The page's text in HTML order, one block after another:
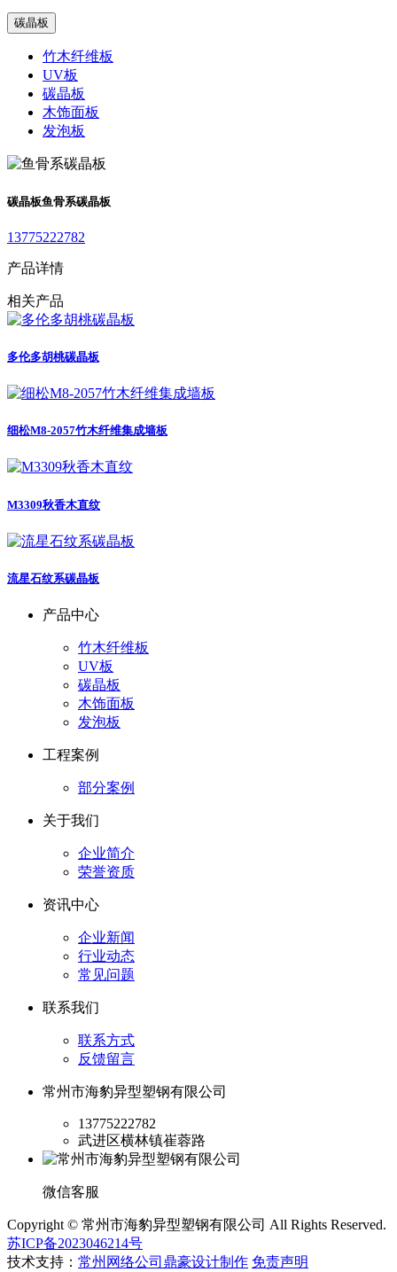
碳晶板
竹木纤维板
UV板
碳晶板
木饰面板
发泡板
碳晶板鱼骨系碳晶板
13775222782
产品详情
相关产品
多伦多胡桃碳晶板
细松M8-2057竹木纤维集成墙板
M3309秋香木直纹
流星石纹系碳晶板
产品中心
竹木纤维板
UV板
碳晶板
木饰面板
发泡板
工程案例
部分案例
关于我们
企业简介
荣誉资质
资讯中心
企业新闻
行业动态
常见问题
联系我们
联系方式
反馈留言
常州市海豹异型塑钢有限公司
13775222782
武进区横林镇崔蓉路
微信客服
Copyright © 常州市海豹异型塑钢有限公司 All Rights Reserved.
苏ICP备2023046214号
技术支持： 常州网络公司鼎豪设计制作 免责声明